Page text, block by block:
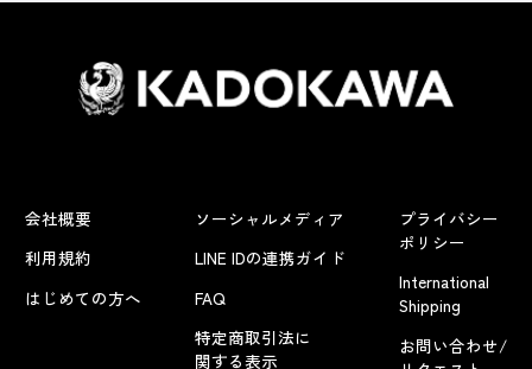
会社概要
利用規約
はじめての方へ
ソーシャルメディア
LINE IDの連携ガイド
FAQ
特定商取引法に
関する表示
プライバシー
ポリシー
International
Shipping
お問い合わせ/